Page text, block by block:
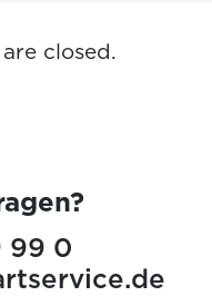
closed.
99 0